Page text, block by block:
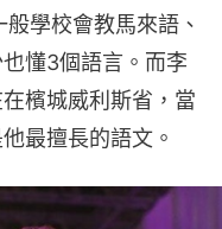
學校會教馬來語、
懂3個語言。而李
檳城威利斯省，當
最擅長的語文。